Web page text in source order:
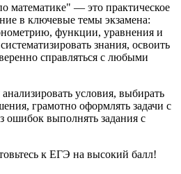
математике" — это практическое
в ключевые темы экзамена:
функции, уравнения и
знания, освоить
справляться с любыми
условия, выбирать
грамотно оформлять задачи с
ошибок выполнять задания с
к ЕГЭ на высокий балл!